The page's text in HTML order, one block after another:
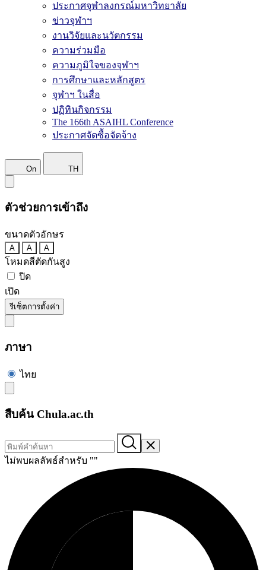
ประกาศจุฬาลงกรณ์มหาวิทยาลัย
ข่าวจุฬาฯ
งานวิจัยและนวัตกรรม
ความร่วมมือ
ความภูมิใจของจุฬาฯ
การศึกษาและหลักสูตร
จุฬาฯ ในสื่อ
ปฏิทินกิจกรรม
The 166th ASAIHL Conference
ประกาศจัดซื้อจัดจ้าง
On TH
ตัวช่วยการเข้าถึง
ขนาดตัวอักษร
A A A
โหมดสีตัดกันสูง
ปิด
เปิด
รีเซ็ตการตั้งค่า
ภาษา
ไทย
สืบค้น Chula.ac.th
ไม่พบผลลัพธ์สำหรับ ""